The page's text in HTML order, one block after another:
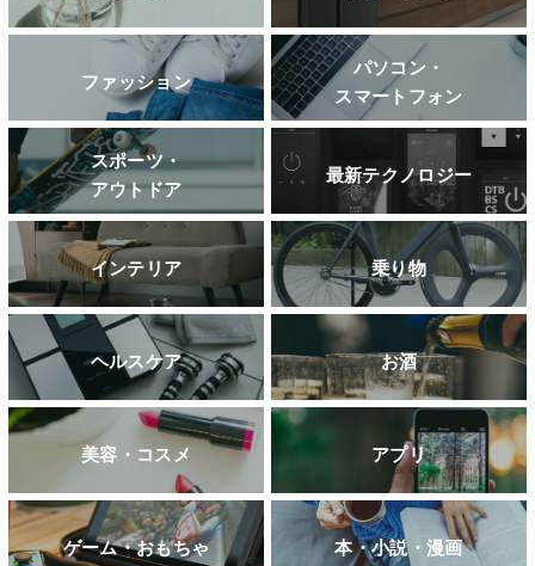
ファッション
パソコン・
スマートフォン
スポーツ・
アウトドア
最新テクノロジー
インテリア 乗り物
ヘルスケア お酒
美容・コスメ アプリ
ゲーム・おもちゃ 本・小説・漫画